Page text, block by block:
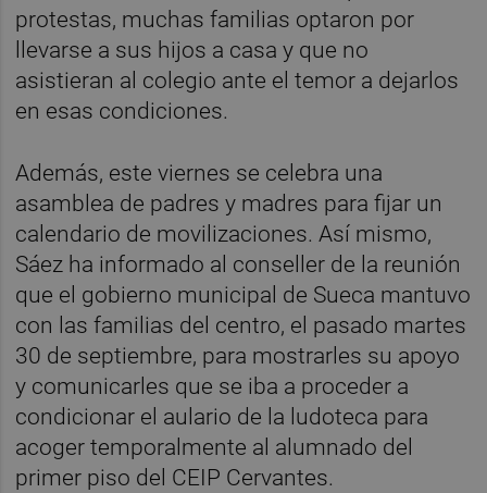
protestas, muchas familias optaron por
llevarse a sus hijos a casa y que no
asistieran al colegio ante el temor a dejarlos
en esas condiciones.
Además, este viernes se celebra una
asamblea de padres y madres para fijar un
calendario de movilizaciones. Así mismo,
Sáez ha informado al conseller de la reunión
que el gobierno municipal de Sueca mantuvo
con las familias del centro, el pasado martes
30 de septiembre, para mostrarles su apoyo
y comunicarles que se iba a proceder a
condicionar el aulario de la ludoteca para
acoger temporalmente al alumnado del
primer piso del CEIP Cervantes.